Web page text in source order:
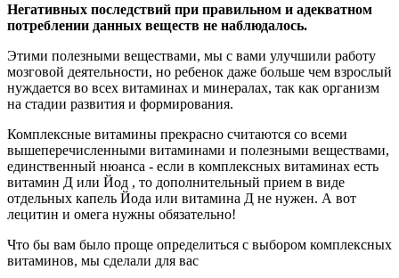
Негативных последствий при правильном и адекватном
потреблении данных веществ не наблюдалось.
Этими полезными веществами, мы с вами улучшили работу
мозговой деятельности, но ребенок даже больше чем взрослый
нуждается во всех витаминах и минералах, так как организм
на стадии развития и формирования.
Комплексные витамины прекрасно считаются со всеми
вышеперечисленными витаминами и полезными веществами,
единственный нюанса - если в комплексных витаминах есть
витамин Д или Йод , то дополнительный прием в виде
отдельных капель Йода или витамина Д не нужен. А вот
лецитин и омега нужны обязательно!
Что бы вам было проще определиться с выбором комплексных
витаминов, мы сделали для вас